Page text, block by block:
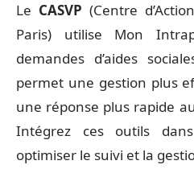
Le CASVP (Centre
Paris) utilise Mon
demandes d’aides
permet une gestion plus
une réponse plus rapide
Intégrez ces outils
optimiser le suivi et la